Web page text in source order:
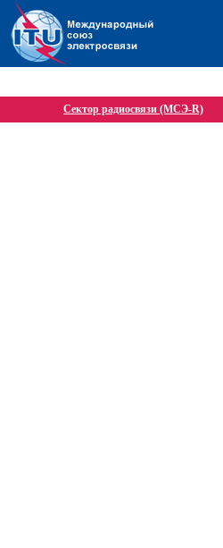
Сектор радиосвязи (МСЭ-R)